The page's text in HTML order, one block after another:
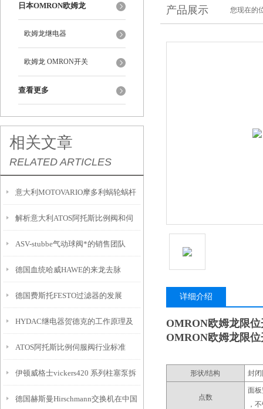
日本OMRON欧姆龙
欧姆龙继电器
欧姆龙 OMRON开关
查看更多
相关文章
RELATED ARTICLES
意大利MOTOVARIO摩多利蜗轮蜗杆
电机选型要点
解析意大利ATOS阿托斯比例阀和伺
服阀的二者异同
ASV-stubbe气动球阀*的销售团队
德国血统哈威HAWE的来龙去脉
德国费斯托FESTO过滤器的发展
HYDAC继电器贺德克的工作原理及
其应用介绍
ATOS阿托斯比例伺服阀行业标准
伊顿威格士vickers420 系列柱塞泵拆
解分析
德国赫斯曼Hirschmann交换机在中国
产品展示 您现在的
详细介绍
OMRON欧姆龙限
OMRON欧姆龙限
形状/结构 封
点数
面
，